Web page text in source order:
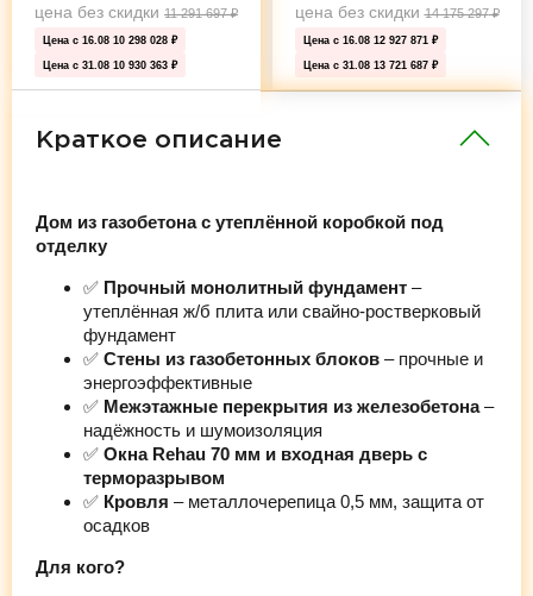
цена без скидки 11 291 697₽
Цена с 16.08 10 298 028 ₽
Цена с 31.08 10 930 363 ₽
цена без скидки14 175 297₽
Цена с 16.08 12 927 871 ₽
Цена с 31.08 13 721 687 ₽
Краткое описание
Дом из газобетона с утеплённой коробкой под
отделку
✅ Прочный монолитный фундамент –
утеплённая ж/б плита или свайно-ростверковый
фундамент
✅ Стены из газобетонных блоков – прочные и
энергоэффективные
✅ Межэтажные перекрытия из железобетона–
надёжность и шумоизоляция
✅ Окна Rehau 70 мм и входная дверь с
терморазрывом
✅ Кровля – металлочерепица 0,5 мм, защита от
осадков
Для кого?